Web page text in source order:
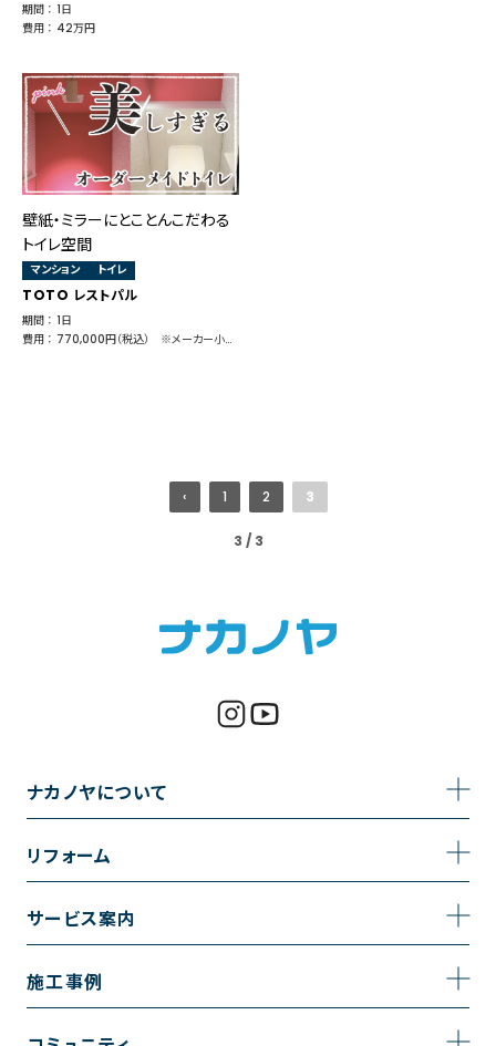
期間 ： 1日
費用 ： 42万円
壁紙・ミラーにとことんこだわる
トイレ空間
マンション トイレ
TOTO レストパル
期間 ： 1日
費用 ： 770,000円（税込） ※メーカー小売価格 430,595円
3 / 3
‹ 1 2 3
ナカノヤについて
採用情報
リフォーム
トイレのリフォーム
キッチンのリフォーム
サービス案内
サービスの流れ
施工事例
施工事例一覧